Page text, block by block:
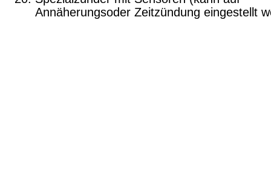
Annäherungs­oder Zeitzündung eingestellt